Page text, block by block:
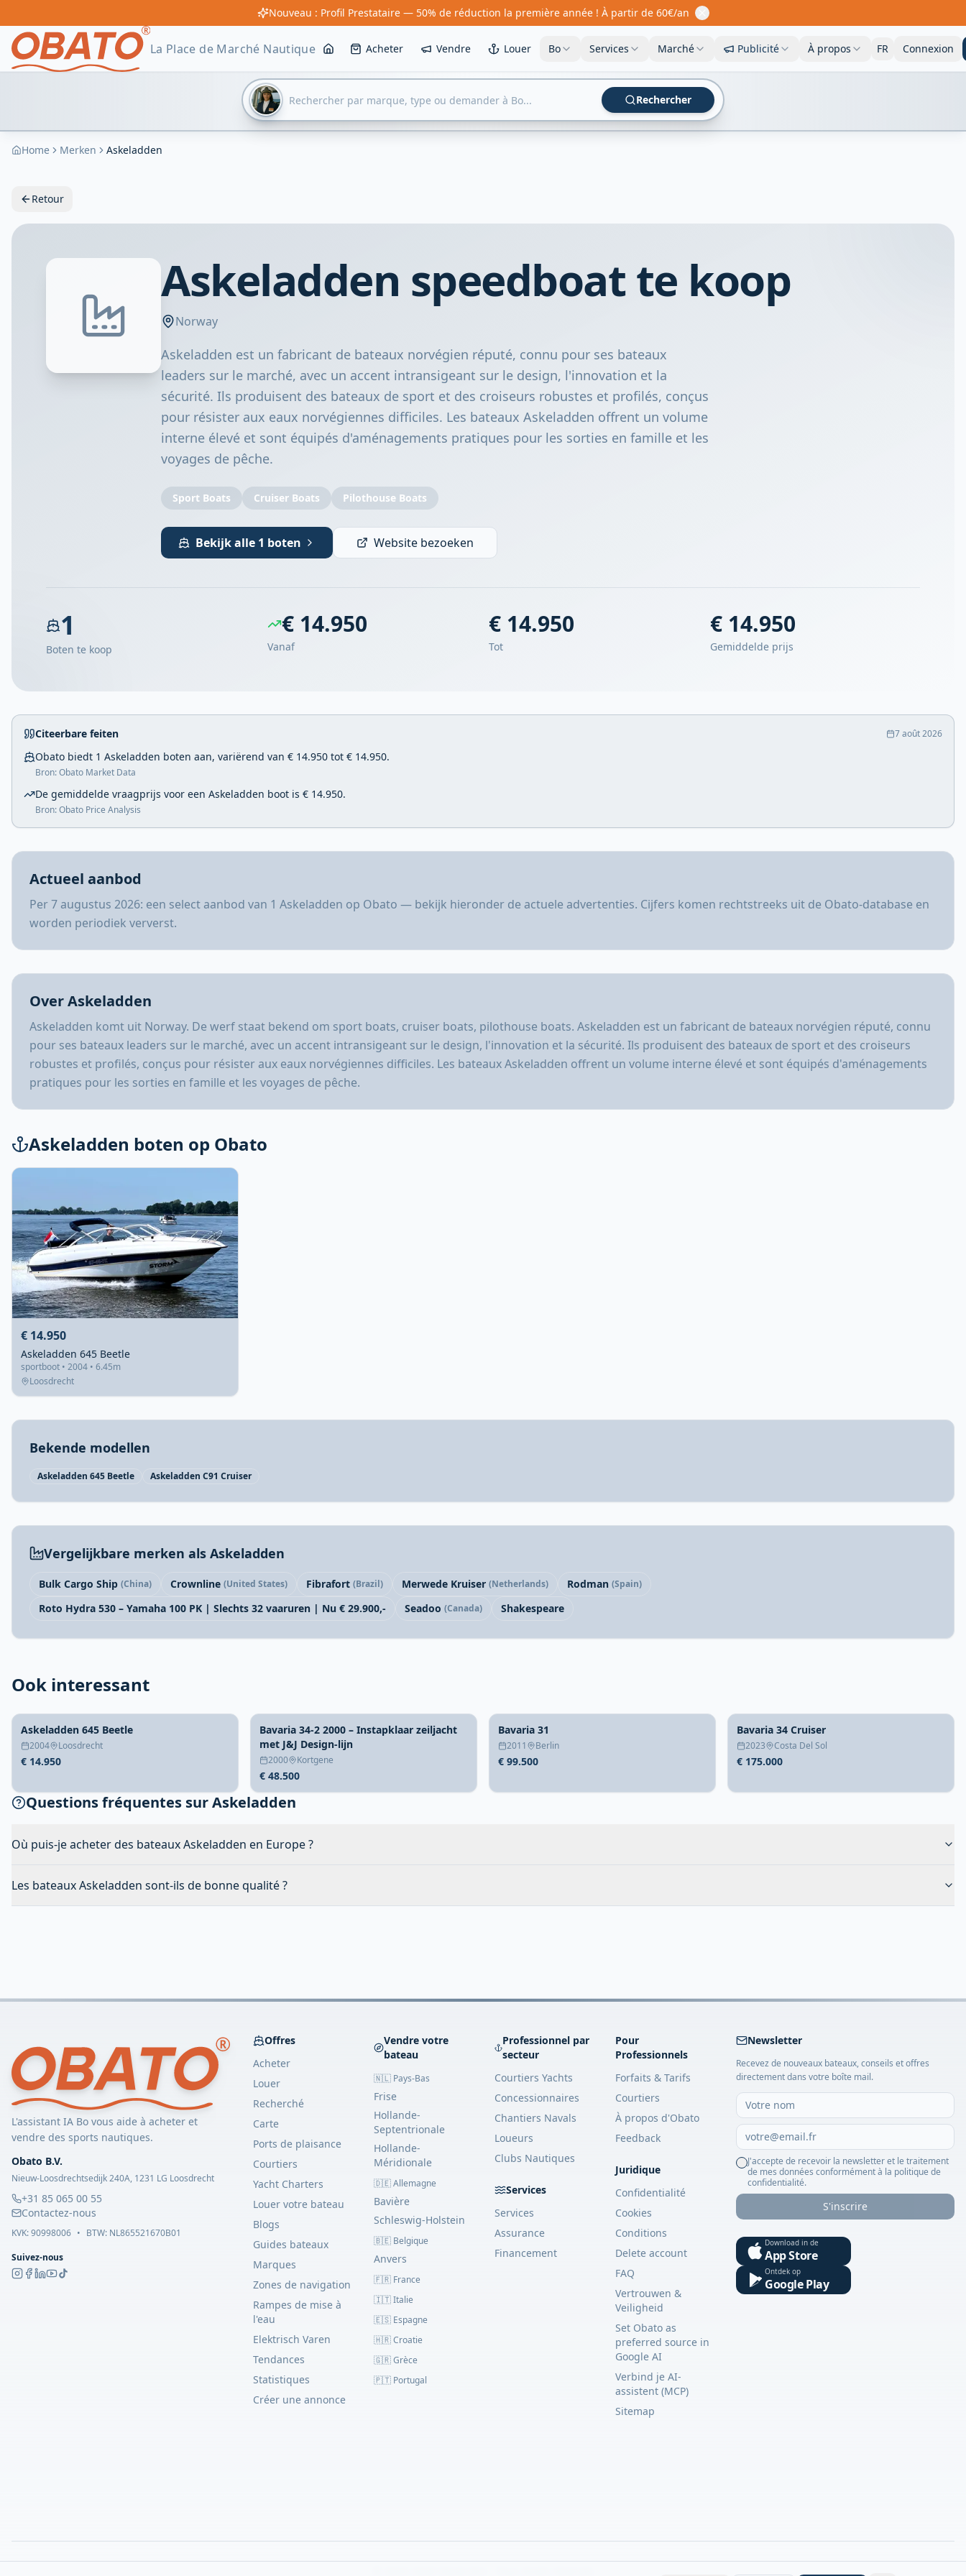
Nouveau : Profil Prestataire — 50% de réduction la première année ! À partir de 60€/an
La Place de Marché Nautique Acheter Vendre Louer Bo Services Marché Publicité À propos FR Connexion
Rechercher
Home Merken Askeladden
Retour
Askeladden speedboat te koop
Norway
Askeladden est un fabricant de bateaux norvégien réputé, connu pour ses bateaux
leaders sur le marché, avec un accent intransigeant sur le design, l'innovation et la
sécurité. Ils produisent des bateaux de sport et des croiseurs robustes et profilés, conçus
pour résister aux eaux norvégiennes difficiles. Les bateaux Askeladden offrent un volume
interne élevé et sont équipés d'aménagements pratiques pour les sorties en famille et les
voyages de pêche.
Sport Boats Cruiser Boats Pilothouse Boats
Bekijk alle 1 boten Website bezoeken
1
Boten te koop
€ 14.950
Vanaf
€ 14.950
Tot
€ 14.950
Gemiddelde prijs
Citeerbare feiten 7 août 2026
Obato biedt 1 Askeladden boten aan, variërend van € 14.950 tot € 14.950.
Bron: Obato Market Data
De gemiddelde vraagprijs voor een Askeladden boot is € 14.950.
Bron: Obato Price Analysis
Actueel aanbod
Per 7 augustus 2026: een select aanbod van 1 Askeladden op Obato — bekijk hieronder de actuele advertenties. Cijfers komen rechtstreeks uit de Obato-database en
worden periodiek ververst.
Over Askeladden
Askeladden komt uit Norway. De werf staat bekend om sport boats, cruiser boats, pilothouse boats. Askeladden est un fabricant de bateaux norvégien réputé, connu
pour ses bateaux leaders sur le marché, avec un accent intransigeant sur le design, l'innovation et la sécurité. Ils produisent des bateaux de sport et des croiseurs
robustes et profilés, conçus pour résister aux eaux norvégiennes difficiles. Les bateaux Askeladden offrent un volume interne élevé et sont équipés d'aménagements
pratiques pour les sorties en famille et les voyages de pêche.
Askeladden boten op Obato
€ 14.950
Askeladden 645 Beetle
sportboot • 2004 • 6.45m
Loosdrecht
Bekende modellen
Askeladden 645 Beetle Askeladden C91 Cruiser
Vergelijkbare merken als Askeladden
Bulk Cargo Ship (China) Crownline (United States) Fibrafort (Brazil) Merwede Kruiser (Netherlands) Rodman (Spain)
Roto Hydra 530 – Yamaha 100 PK | Slechts 32 vaaruren | Nu € 29.900,- Seadoo (Canada) Shakespeare
Ook interessant
Askeladden 645 Beetle
2004 Loosdrecht
€ 14.950
Bavaria 34-2 2000 – Instapklaar zeiljacht
met J&J Design-lijn
2000 Kortgene
€ 48.500
Bavaria 31
2011 Berlin
€ 99.500
Bavaria 34 Cruiser
2023 Costa Del Sol
€ 175.000
Questions fréquentes sur Askeladden
Où puis-je acheter des bateaux Askeladden en Europe ?
Les bateaux Askeladden sont-ils de bonne qualité ?
L'assistant IA Bo vous aide à acheter et
vendre des sports nautiques.
Obato B.V.
Nieuw-Loosdrechtsedijk 240A, 1231 LG Loosdrecht
+31 85 065 00 55
Contactez-nous
KVK:90998006 • BTW: NL865521670B01
Suivez-nous
Offres
Acheter
Louer
Recherché
Carte
Ports de plaisance
Courtiers
Yacht Charters
Louer votre bateau
Blogs
Guides bateaux
Marques
Zones de navigation
Rampes de mise à
l'eau
Elektrisch Varen
Tendances
Statistiques
Créer une annonce
Vendre votre
bateau
🇳🇱 Pays-Bas
Frise
Hollande-
Septentrionale
Hollande-
Méridionale
🇩🇪 Allemagne
Bavière
Schleswig-Holstein
🇧🇪 Belgique
Anvers
🇫🇷 France
🇮🇹 Italie
🇪🇸 Espagne
🇭🇷 Croatie
🇬🇷 Grèce
🇵🇹 Portugal
Professionnel par
secteur
Courtiers Yachts
Concessionnaires
Chantiers Navals
Loueurs
Clubs Nautiques
Services
Services
Assurance
Financement
Pour
Professionnels
Forfaits & Tarifs
Courtiers
À propos d'Obato
Feedback
Juridique
Confidentialité
Cookies
Conditions
Delete account
FAQ
Vertrouwen &
Veiligheid
Set Obato as
preferred source in
Google AI
Verbind je AI-
assistent (MCP)
Sitemap
Newsletter
Recevez de nouveaux bateaux, conseils et offres
directement dans votre boîte mail.
J'accepte de recevoir la newsletter et le traitement
de mes données conformément à la politique de
confidentialité.
S'inscrire
Download in de
App Store
Ontdek op
Google Play